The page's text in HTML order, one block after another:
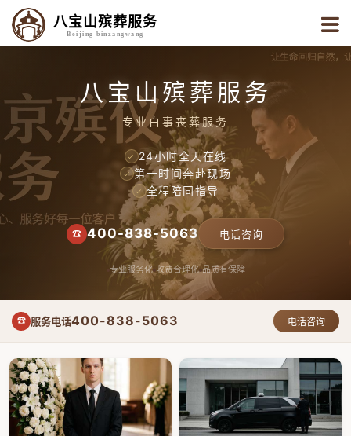
八宝山殡葬服务
Beijing binzangwang
八宝山殡葬服务
专业白事丧葬服务
✓ 24小时全天在线
✓ 第一时间奔赴现场
✓ 全程陪同指导
☎ 400-838-5063 电话咨询
专业服务化 收费合理化 品质有保障
☎ 服务电话400-838-5063 电话咨询